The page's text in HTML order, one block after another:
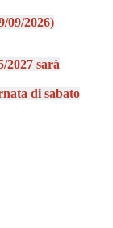
09/2026)
2027 sarà
di sabato